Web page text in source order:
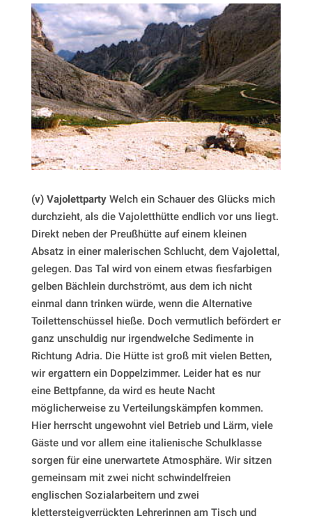
(v) VajolettpartyWelch ein Schauer des Glücks mich
durchzieht, als die Vajoletthütte endlich vor uns liegt.
Direkt neben der Preußhütte auf einem kleinen
Absatz in einer malerischen Schlucht, dem Vajolettal,
gelegen. Das Tal wird von einem etwas fiesfarbigen
gelben Bächlein durchströmt, aus dem ich nicht
einmal dann trinken würde, wenn die Alternative
Toilettenschüssel hieße. Doch vermutlich befördert er
ganz unschuldig nur irgendwelche Sedimente in
Richtung Adria. Die Hütte ist groß mit vielen Betten,
wir ergattern ein Doppelzimmer. Leider hat es nur
eine Bettpfanne, da wird es heute Nacht
möglicherweise zu Verteilungskämpfen kommen.
Hier herrscht ungewohnt viel Betrieb und Lärm, viele
Gäste und vor allem eine italienische Schulklasse
sorgen für eine unerwartete Atmosphäre. Wir sitzen
gemeinsam mit zwei nicht schwindelfreien
englischen Sozialarbeitern und zwei
klettersteigverrückten Lehrerinnen am Tisch und